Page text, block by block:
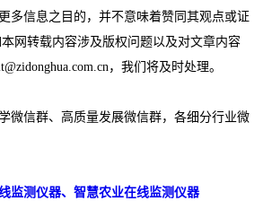
多信息之目的，并不意味着赞同其观点或证
网转载内容涉及版权问题以及对文章内容
，我们将及时处理。
微信群、高质量发展微信群，各细分行业微
监测仪器、智慧农业在线监测仪器